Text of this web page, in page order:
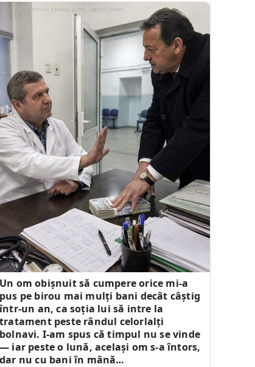
Un om obișnuit să cumpere orice mi-a
pus pe birou mai mulți bani decât câștig
într-un an, ca soția lui să intre la
tratament peste rândul celorlalți
bolnavi. I-am spus că timpul nu se vinde
— iar peste o lună, același om s-a întors,
dar nu cu bani în mână…